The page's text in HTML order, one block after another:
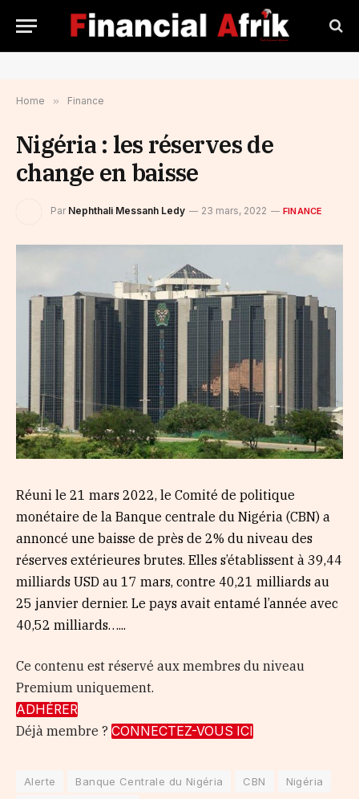
Home » Finance
Nigéria : les réserves de
change en baisse
Par Nephthali Messanh Ledy 23 mars, 2022 FINANCE
Réuni le 21 mars 2022, le Comité de politique
monétaire de la Banque centrale du Nigéria (CBN) a
annoncé une baisse de près de 2% du niveau des
réserves extérieures brutes. Elles s’établissent à 39,44
milliards USD au 17 mars, contre 40,21 milliards au
25 janvier dernier. Le pays avait entamé l’année avec
40,52 milliards…...
Ce contenu est réservé aux membres du niveau
Premium uniquement.
ADHÉRER
Déjà membre ? CONNECTEZ-VOUS ICI
Alerte Banque Centrale du Nigéria CBN
Nigéria